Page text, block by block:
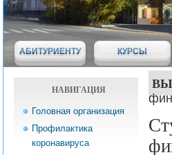
АБИТУРИЕНТУ КУРСЫ
НАВИГАЦИЯ
Головная организация
Профилактика
коронавируса